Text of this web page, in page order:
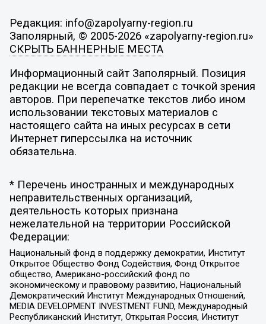
Редакция: info@zapolyarny-region.ru
Заполярный, © 2005-2026 «zapolyarny-region.ru»
СКРЫТЬ БАННЕРНЫЕ МЕСТА
Информационный сайт Заполярный. Позиция
редакции не всегда совпадает с точкой зрения
авторов. При перепечатке текстов либо ином
использовании текстовых материалов с
настоящего сайта на иных ресурсах в сети
Интернет гиперссылка на источник
обязательна.
* Перечень иностранных и международных
неправительственных организаций,
деятельность которых признана
нежелательной на территории Российской
Федерации:
Национальный фонд в поддержку демократии, Институт
Открытое Общество Фонд Содействия, Фонд Открытое
общество, Американо-российский фонд по
экономическому и правовому развитию, Национальный
Демократический Институт Международных Отношений,
MEDIA DEVELOPMENT INVESTMENT FUND, Международный
Республиканский Институт, Открытая Россия, Институт